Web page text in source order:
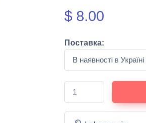
$ 8.00
Поставка: